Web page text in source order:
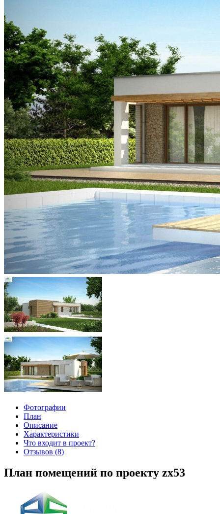
Фотографии
План
Описание
Характеристики
Что входит в проект?
Отзывов (8)
План помещений по проекту zx53